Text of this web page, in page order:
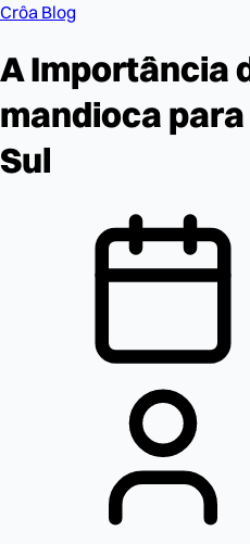
Crôa Blog
A Importância
mandioca
Sul